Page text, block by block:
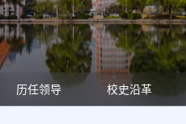
历任领导 校史沿革